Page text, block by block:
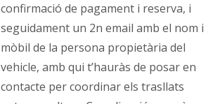
confirmació de pagament i reserva, i
seguidament un 2n email amb el nom i
mòbil de la persona propietària del
vehicle, amb qui t’hauràs de posar en
contacte per coordinar els trasllats